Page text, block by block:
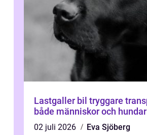
Lastgaller bil tryggare transport för
både människor och hundar
02 juli 2026
Eva Sjöberg